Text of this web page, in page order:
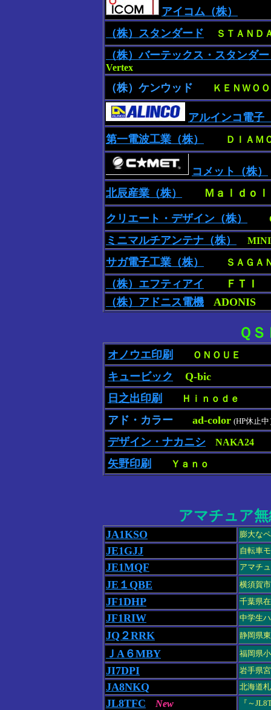
アイコム（株）
（株）スタンダード
ＳＴＡＮＤ
（株）バーテックス・スタンダ
Vertex
（株）ケンウッド ＫＥＮＷＯ
アルインコ電子
第一電波工業（株）
ＤＩＡＭ
コメット（株）
北辰産業（株）
Ｍａｌｄｏｌ
クリエート・デザイン（株）
ミニマルチアンテナ（株）
サガ電子工業（株） ＳＡＧＡ
（株）エフティアイ
ＦＴＩ
（株）アドニス電機
ADONIS
Ｑ
オノウエ印刷 ＯＮＯＵＥ
キュービック
Q-bic
日之出印刷
Ｈｉｎｏｄｅ
アド・カラー ad-color (HP休止中
デザイン・ナカニシ NAKA24
矢野印刷 Ｙａｎｏ
アマチュア
JA1KSO 膨大な
JE1GJJ 自転車
JE1MQF アマチ
JE１QBE 横須賀
JF1DHP 千葉県
JF1RIW 中学生
JQ２RRK 静岡県
ＪA６MBY 福岡県
JI7DPI 岩手県
JA8NKQ 北海道
JL8TFC New 『～